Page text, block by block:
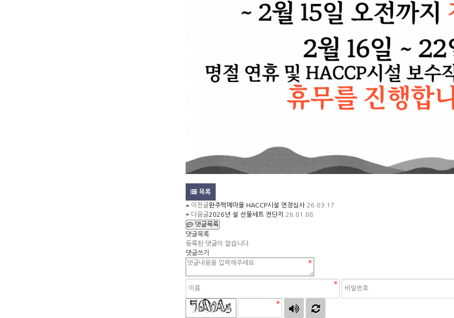
목록
이전글완주떡메마을 HACCP시설 연장심사 26.03.17
다음글2026년 설 선물세트 전단지
26.01.08
댓글목록
댓글목록
등록된 댓글이 없습니다.
댓글쓰기